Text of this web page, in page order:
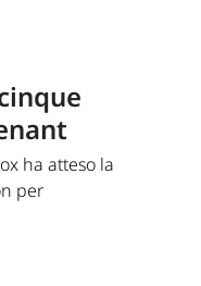
ha atteso la
per